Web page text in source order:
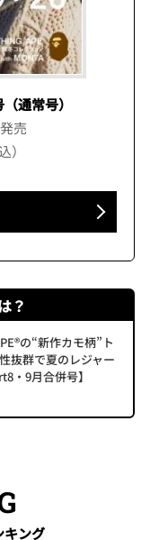
通常号）
売
）
？
の“新作カモ柄”ト
抜群で夏のレジャー
・9月合併号】
キング